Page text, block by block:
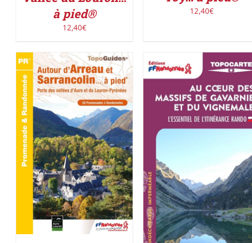
à pied®
12,40€
12,40€
ACHETER LE PRODUIT
/
DÉTAILS
AJOUTER AU PANIER
/
DÉTAILS